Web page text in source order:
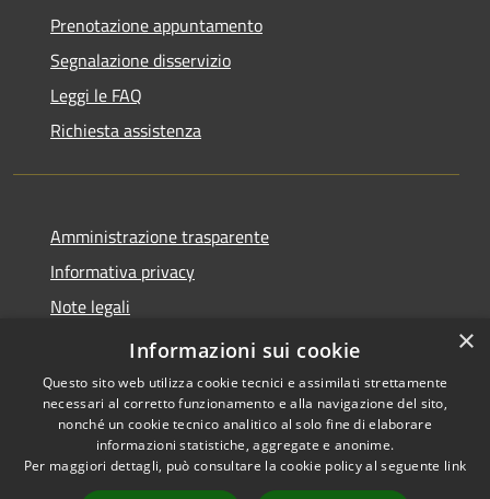
Prenotazione appuntamento
Segnalazione disservizio
Leggi le FAQ
Richiesta assistenza
Amministrazione trasparente
Informativa privacy
Note legali
Dichiarazione di accessibilità
Accessibilità
Copyright © 2026 • Comune di
Berchidda • Powered by
×
Informazioni sui cookie
Questo sito web utilizza cookie tecnici e assimilati strettamente
necessari al corretto funzionamento e alla navigazione del sito,
nonché un cookie tecnico analitico al solo fine di elaborare
informazioni statistiche, aggregate e anonime.
Per maggiori dettagli, può consultare la cookie policy al seguente link